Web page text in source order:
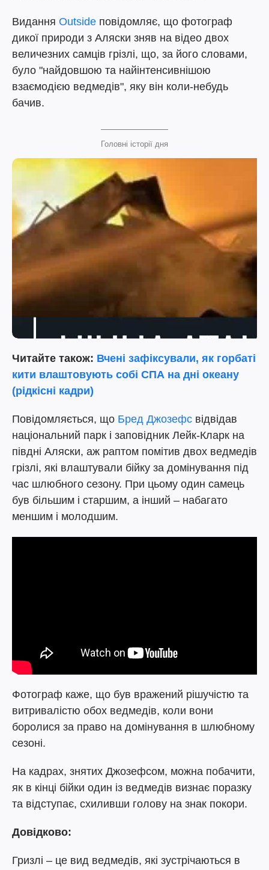
Видання Outside повідомляє, що фотограф
дикої природи з Аляски зняв на відео двох
величезних самців грізлі, що, за його словами,
було "найдовшою та найінтенсивнішою
взаємодією ведмедів", яку він коли-небудь
бачив.
Головні історії дня
Читайте також: Вчені зафіксували, як горбаті
кити влаштовують собі СПА на дні океану
(рідкісні кадри)
Повідомляється, що Бред Джозефс відвідав
національний парк і заповідник Лейк-Кларк на
півдні Аляски, аж раптом помітив двох ведмедів
грізлі, які влаштували бійку за домінування під
час шлюбного сезону. При цьому один самець
був більшим і старшим, а інший – набагато
меншим і молодшим.
Фотограф каже, що був вражений рішучістю та
витривалістю обох ведмедів, коли вони
боролися за право на домінування в шлюбному
сезоні.
На кадрах, знятих Джозефсом, можна побачити,
як в кінці бійки один із ведмедів визнає поразку
та відступає, схиливши голову на знак покори.
Довідково:
Гризлі – це вид ведмедів, які зустрічаються в